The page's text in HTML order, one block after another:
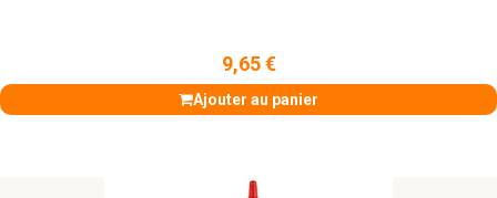
9,65 €
Ajouter au panier